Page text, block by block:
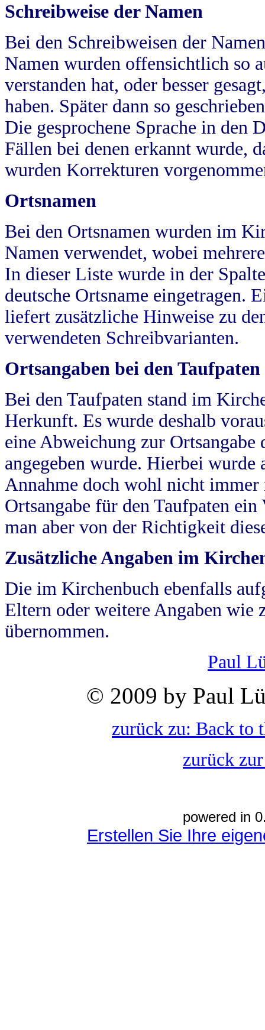
Schreibweise der Namen
Bei den Schreibweisen der
Namen wurden offensichtlich so
verstanden hat, oder besser
haben. Später dann so
Die gesprochene Sprache in
Fällen bei denen erkannt wurde,
wurden Korrekturen
Ortsnamen
Bei den Ortsnamen wurden im
Namen verwendet, wobei
In dieser Liste wurde in der
deutsche Ortsname eingetragen.
liefert zusätzliche Hinweise zu
verwendeten Schreibvarianten.
Ortsangaben bei den Taufpaten
Bei den Taufpaten stand im
Herkunft. Es wurde deshalb
eine Abweichung zur
angegeben wurde. Hierbei wurde
Annahme doch wohl nicht
Ortsangabe für den Taufpaten
man aber von der Richtigkeit
Zusätzliche Angaben im
Die im Kirchenbuch ebenfalls
Eltern oder weitere Angaben wie
übernommen.
Paul
© 2009 by Paul
zurück zu: Back to
zurück
powered in
Erstellen Sie Ihre